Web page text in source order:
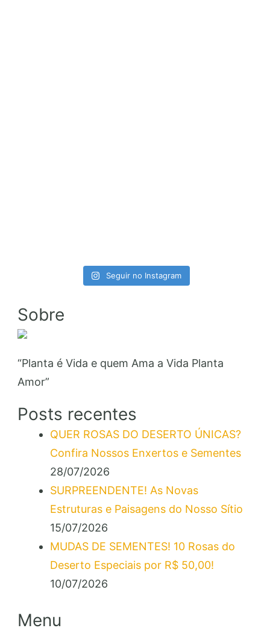
Seguir no Instagram
Sobre
“Planta é Vida e quem Ama a Vida Planta
Amor”
Posts recentes
QUER ROSAS DO DESERTO ÚNICAS?
Confira Nossos Enxertos e Sementes
28/07/2026
SURPREENDENTE! As Novas
Estruturas e Paisagens do Nosso Sítio
15/07/2026
MUDAS DE SEMENTES! 10 Rosas do
Deserto Especiais por R$ 50,00!
10/07/2026
Menu